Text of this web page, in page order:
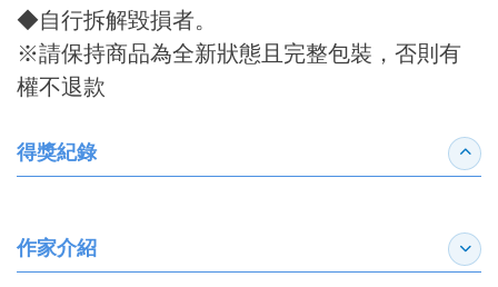
◆自行拆解毀損者。
※請保持商品為全新狀態且完整包裝，否則有
權不退款
得獎紀錄 收合
作家介紹 展開